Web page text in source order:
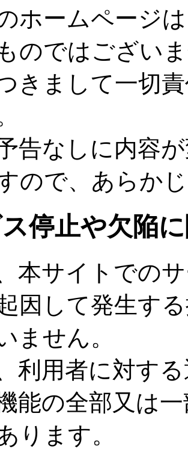
ホームページ
のではござい
きまして一切
告なしに内容
ので、あらか
停止や欠陥
本サイトでの
因して発生す
ません。
利用者に対す
能の全部又は
ります。